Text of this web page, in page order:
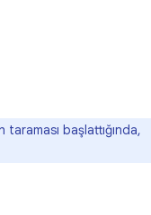
başlattığında,